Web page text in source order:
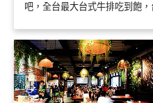
吧，全台最大台式牛排吃到飽